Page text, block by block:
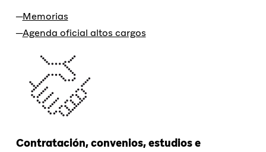
Memorias
Agenda oficial altos cargos
Contratación, convenios, estudios e